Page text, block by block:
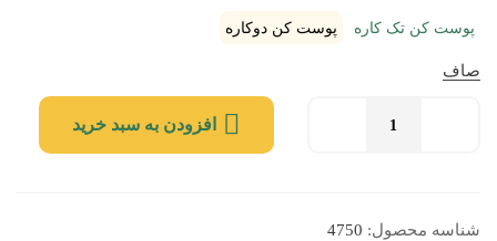
پوست کن تک کاره پوست کن دوکاره
صاف
بادام
افزودن به سبد خرید
شناسه محصول: 4750